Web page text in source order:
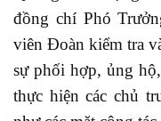
đồng chí Phó
viên Đoàn kiểm tra
sự phối hợp, ủng
thực hiện các chủ